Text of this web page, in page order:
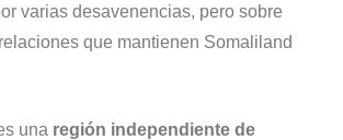
varias desavenencias, pero sobre
que mantienen Somaliland
una región independiente de